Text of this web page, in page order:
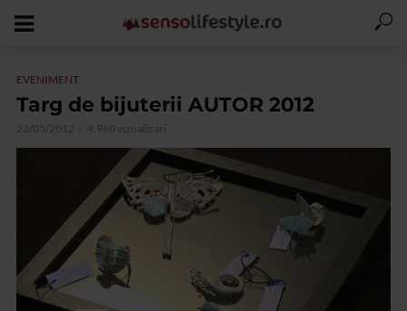
EVENIMENT
Targ de bijuterii AUTOR 2012
22/05/2012 4.960 vizualizari